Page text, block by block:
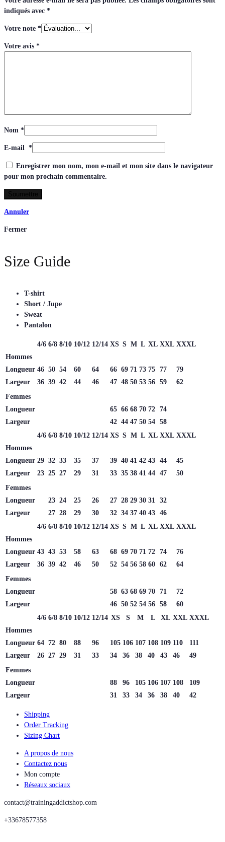
indiqués avec *
Votre note *
Votre avis *
Nom *
E-mail *
Enregistrer mon nom, mon e-mail et mon site dans le navigateur
pour mon prochain commentaire.
Annuler
Fermer
Size Guide
T-shirt
Short / Jupe
Sweat
Pantalon
4/6 6/8 8/10 10/12 12/14 XS S M L XL XXL XXXL
Hommes
Longueur 46 50 54 60 64 66 69 71 73 75 77
79
Largeur
36 39 42 44 46 47 48 50 53 56 59
62
Femmes
Longueur
65 66 68 70 72 74
Largeur
42 44 47 50 54 58
4/6 6/8 8/10 10/12 12/14 XS S M L XL XXL XXXL
Hommes
Longueur 29 32 33 35 37 39 40 41 42 43 44
45
Largeur
23 25 27 29 31 33 35 38 41 44 47
50
Femmes
Longueur
23 24 25 26 27 28 29 30 31
32
Largeur
27 28 29 30 32 34 37 40 43 46
4/6 6/8 8/10 10/12 12/14 XS S M L XL XXL XXXL
Hommes
Longueur 43 43 53 58 63 68 69 70 71 72 74
76
Largeur
36 39 42 46 50 52 54 56 58 60 62
64
Femmes
Longueur
58 63 68 69 70 71
72
Largeur
46 50 52 54 56 58
60
4/6 6/8 8/10 10/12 12/14 XS S M L XL XXL XXXL
Hommes
Longueur 64 72 80 88 96 105 106 107 108 109 110
111
Largeur
26 27 29 31 33 34 36 38 40 43 46
49
Femmes
Longueur
88 96 105 106 107 108
109
Largeur
31 33 34 36 38 40 42
Shipping
Order Tracking
Sizing Chart
A propos de nous
Contactez nous
Mon compte
Réseaux sociaux
contact@trainingaddictshop.com
+33678577358